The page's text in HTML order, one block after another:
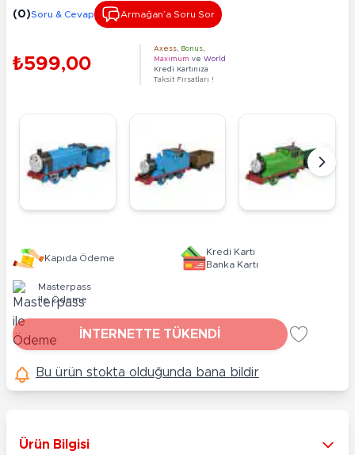
(0)Soru & Cevap Armağan’a Soru Sor
₺599,00
Axess Bonus
Maximum ve World
Kredi Kartınıza
Taksit Fırsatları !
Kapıda Ödeme
Kredi Kartı
Banka Kartı
Masterpass
ile Ödeme
İNTERNETTE TÜKENDİ
Bu ürün stokta olduğunda bana bildir
Ürün Bilgisi